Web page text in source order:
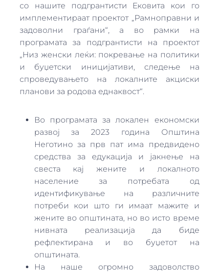
со нашите подгрантисти Ековита кои го
имплементираат проектот „Рамноправни и
задоволни граѓани“, а во рамки на
програмата за подгрантисти на проектот
„Низ женски леќи: покревање на политики
и буџетски иницијативи, следење на
спроведувањето на локалните акциски
планови за родова еднаквост“.
Во програмата за локален економски
развој за 2023 година Општина
Неготино за прв пат има предвидено
средства за едукација и јакнење на
свеста кај жените и локалното
население за потребата од
идентификување на различните
потреби кои што ги имаат мажите и
жените во општината, но во исто време
нивната реализација да биде
рефлектирана и во буџетот на
општината.
На наше огромно задоволство